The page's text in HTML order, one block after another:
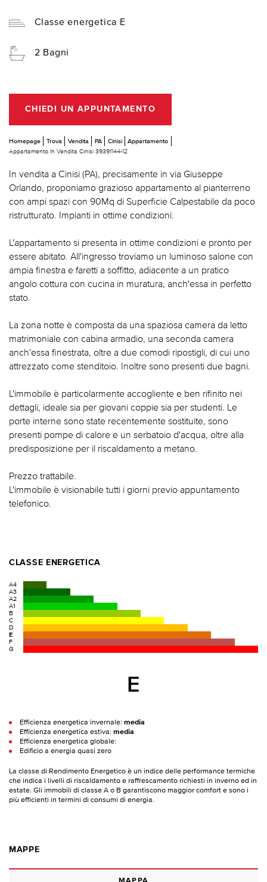
Classe energetica E
2 Bagni
CHIEDI UN APPUNTAMENTO
Homepage Trova Vendita PA Cinisi
Appartamento
Appartamento In Vendita Cinisi 39391144-12
In vendita a Cinisi (PA), precisamente in via Giuseppe
Orlando, proponiamo grazioso appartamento al pianterreno
con ampi spazi con 90Mq di Superficie Calpestabile da poco
ristrutturato. Impianti in ottime condizioni.
L'appartamento si presenta in ottime condizioni e pronto per
essere abitato. All'ingresso troviamo un luminoso salone con
ampia finestra e faretti a soffitto, adiacente a un pratico
angolo cottura con cucina in muratura, anch'essa in perfetto
stato.
La zona notte è composta da una spaziosa camera da letto
matrimoniale con cabina armadio, una seconda camera
anch'essa finestrata, oltre a due comodi ripostigli, di cui uno
attrezzato come stenditoio. Inoltre sono presenti due bagni.
L'immobile è particolarmente accogliente e ben rifinito nei
dettagli, ideale sia per giovani coppie sia per studenti. Le
porte interne sono state recentemente sostituite, sono
presenti pompe di calore e un serbatoio d'acqua, oltre alla
predisposizione per il riscaldamento a metano.
Prezzo trattabile.
L'immobile è visionabile tutti i giorni previo appuntamento
telefonico.
CLASSE ENERGETICA
A4
A3
A2
A1
B
C
D
E
F
G
E
Efficienza energetica invernale: media
Efficienza energetica estiva: media
Efficienza energetica globale:
Edificio a energia quasi zero
La classe di Rendimento Energetico è un indice delle performance termiche
che indica i livelli di riscaldamento e raffrescamento richiesti in inverno ed in
estate. Gli immobili di classe A o B garantiscono maggior comfort e sono i
più efficienti in termini di consumi di energia.
MAPPE
MAPPA